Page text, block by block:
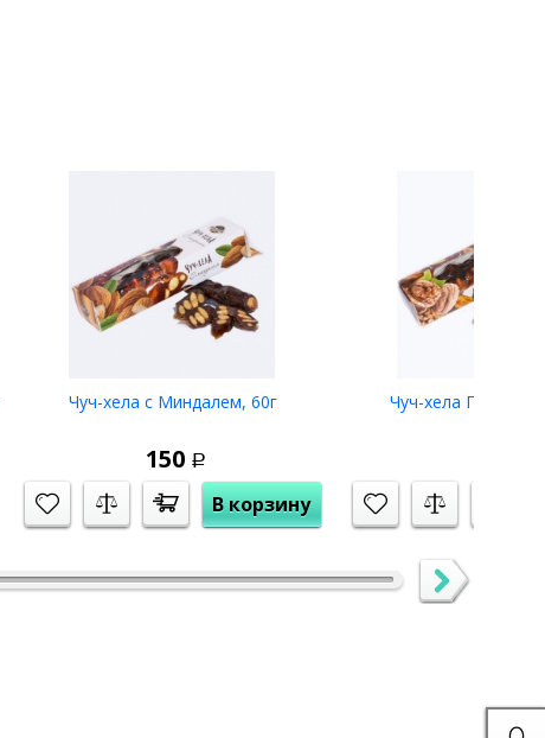
Чуч-хела с Миндалем, 60г
150 Р
В корзину
Чуч-хела Грецкий